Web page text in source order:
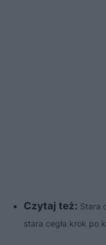
Czytaj też: Stara
stara cegła krok po